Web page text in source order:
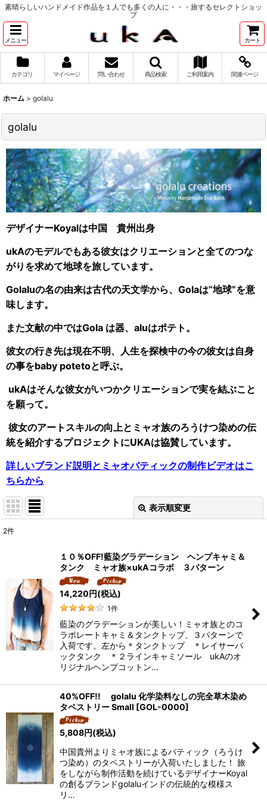
素晴らしいハンドメイド作品を１人でも多くの人に・・・旅するセレクトショッ
プ
メニュー カート
カテゴリ マイページ 問い合わせ 商品検索 ご利用案内 関連ページ
ホーム > golalu
golalu
デザイナーKoyalは中国 貴州出身
ukAのモデルでもある彼女はクリエーションと全てのつな
がりを求めて地球を旅しています。
Golaluの名の由来は古代の天文学から、Golaは”地球”を意
味します。
また文献の中ではGola は器、aluはポテト。
彼女の行き先は現在不明、人生を探検中の今の彼女は自身
の事をbaby potetoと呼ぶ。
ukAはそんな彼女がいつかクリエーションで実を結ぶこと
を願って。
彼女のアートスキルの向上とミャオ族のろうけつ染めの伝
統を紹介するプロジェクトにUKAは協賛しています。
詳しいブランド説明とミャオバティックの制作ビデオはこ
ちらから
表示順変更
絞り込む
2件
１０％OFF!藍染グラデーション ヘンプキャミ＆
タンク ミャオ族×ukAコラボ ３パターン
14,220円(税込)
1件
藍染のグラデーションが美しい！ミャオ族とのコ
ラボレートキャミ＆タンクトップ、３パターンで
入荷です。左から＊タンクトップ ＊レイサーバ
ックタンク ＊２ラインキャミソール ukAのオ
リジナルヘンプコットン…
40%OFF!! golalu 化学染料なしの完全草木染め
タペストリー Small [GOL-0000]
5,808円(税込)
中国貴州よりミャオ族によるバティック（ろうけ
つ染め）のタペストリーが入荷いたしました！ 旅
をしながら制作活動を続けているデザイナーKoyal
の創るブランドgolaluインドの伝統的な模様ス
リ…